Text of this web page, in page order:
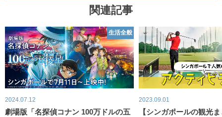
関連記事
生活全般
2024.07.12
劇場版「名探偵コナン 100万ドルの五
2023.09.01
【シンガポールの観光